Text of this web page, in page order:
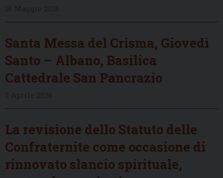
Santa Messa del Crisma, Giovedì
Santo – Albano, Basilica
Cattedrale San Pancrazio
La revisione dello Statuto delle
Confraternite come occasione di
rinnovato slancio spirituale,